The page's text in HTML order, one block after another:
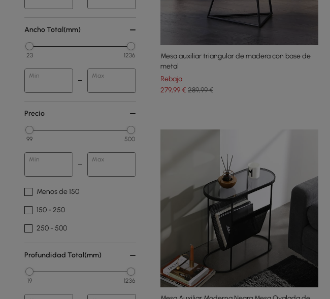
Ancho Total(mm)
23 1236
Min Max
Precio
99 500
Min Max
Menos de 150
150 - 250
250 - 500
Profundidad Total(mm)
19 1236
Mesa auxiliar triangular de madera con base de
metal
Rebaja
279,99€ 289,99 €